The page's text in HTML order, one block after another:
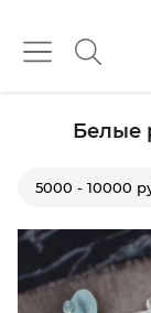
Белые
5000 - 10000